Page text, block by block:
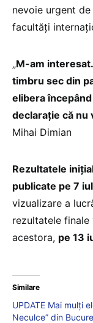
nevoie urgent
facultăți
„M-am
timbru sec din
elibera
declarație că nu
Mihai Dimian
Rezultatele
publicate pe 7
vizualizare a
rezultatele
acestora, pe 13
Similare
UPDATE Mai mulți
Neculce” din